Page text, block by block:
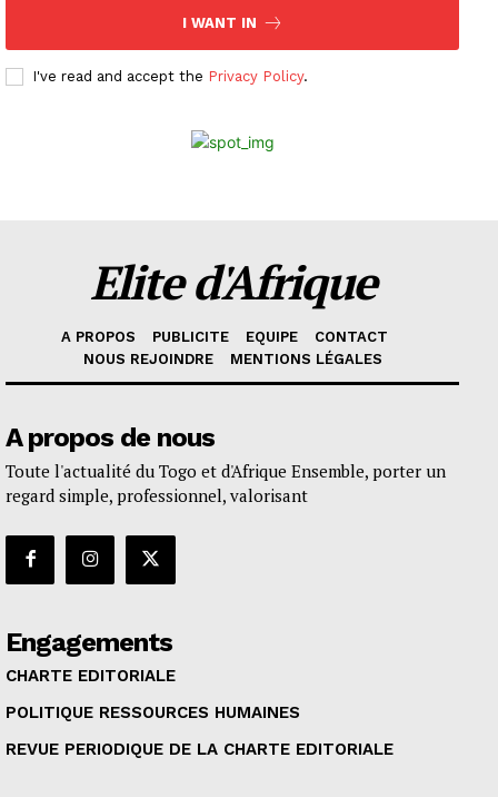
I WANT IN
I've read and accept the Privacy Policy.
Elite d'Afrique
A PROPOS PUBLICITE EQUIPE
CONTACT
NOUS REJOINDRE
MENTIONS LÉGALES
A propos de nous
Toute l'actualité du Togo et d'Afrique Ensemble, porter un
regard simple, professionnel, valorisant
Engagements
CHARTE EDITORIALE
POLITIQUE RESSOURCES HUMAINES
REVUE PERIODIQUE DE LA CHARTE EDITORIALE